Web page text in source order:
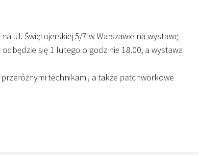
ul. Świętojerskiej 5/7 w Warszawie na wystawę
odbędzie się 1 lutego o godzinie 18.00, a wystawa
technikami, a także patchworkowe